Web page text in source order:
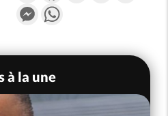
Messenger
à la une